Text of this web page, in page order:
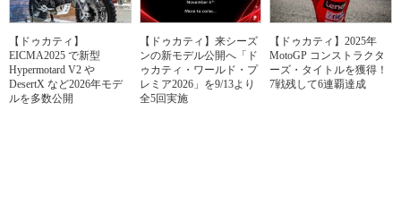
【ドゥカティ】
EICMA2025 で新型
Hypermotard V2 や
DesertX など2026年モデ
ルを多数公開
【ドゥカティ】来シーズ
ンの新モデル公開へ「ド
ゥカティ・ワールド・プ
レミア2026」を9/13より
全5回実施
【ドゥカティ】2025年
MotoGP コンストラクタ
ーズ・タイトルを獲得！
7戦残して6連覇達成